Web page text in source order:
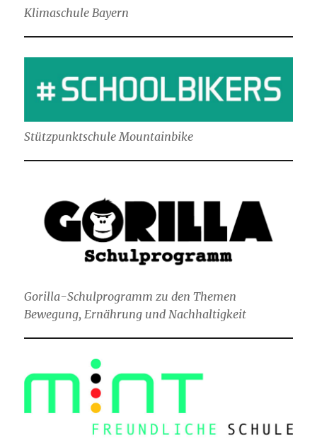
Klimaschule Bayern
Stützpunktschule Mountainbike
Gorilla-Schulprogramm zu den Themen
Bewegung, Ernährung und Nachhaltigkeit